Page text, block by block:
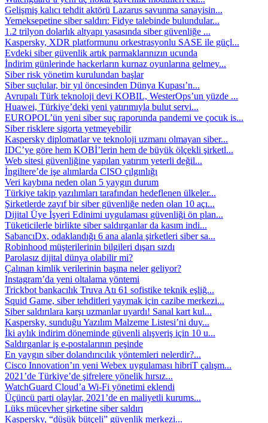
Gelişmiş kalıcı tehdit aktörü Lazarus savunma sanayisin...
Yemeksepetine siber saldırı: Fidye talebinde bulundular...
1.2 trilyon dolarlık altyapı yasasında siber güvenliğe ...
Kaspersky, XDR platformunu orkestrasyonlu SASE ile güçl...
Evdeki siber güvenlik artık parmaklarınızın ucunda
İndirim günlerinde hackerların kurnaz oyunlarına gelmey...
Siber risk yönetim kurulundan başlar
Siber suçlular, bir yıl öncesinden Dünya Kupası’n...
Avrupalı Türk teknoloji devi KOBIL, WesterOps’un yüzde ...
Huawei, Türkiye’deki yeni yatırımıyla bulut servi...
EUROPOL’ün yeni siber suç raporunda pandemi ve çocuk is...
Siber risklere sigorta yetmeyebilir
Kaspersky diplomatlar ve teknoloji uzmanı olmayan siber...
IDC’ye göre hem KOBİ’lerin hem de büyük ölçekli şirketl...
Web sitesi güvenliğine yapılan yatırım yeterli değil...
İngiltere’de işe alımlarda CISO çılgınlığı
Veri kaybına neden olan 5 yaygın durum
Türkiye takip yazılımları tarafından hedeflenen ülkeler...
Şirketlerde zayıf bir siber güvenliğe neden olan 10 açı...
Dijital Üye İşyeri Edinimi uygulaması güvenliği ön plan...
Tüketicilerle birlikte siber saldırganlar da kasım indi...
SabancıDx, odaklandığı 6 ana alanla şirketleri siber sa...
Robinhood müşterilerinin bilgileri dışarı sızdı
Parolasız dijital dünya olabilir mi?
Çalınan kimlik verilerinin başına neler geliyor?
Instagram’da yeni oltalama yöntemi
Trickbot bankacılık Truva Atı 61 sofistike teknik eşliğ...
Squid Game, siber tehditleri yaymak için cazibe merkezi...
Siber saldırılara karşı uzmanlar uyardı! Sanal kart kul...
Kaspersky, sunduğu Yazılım Malzeme Listesi’ni duy...
İki aylık indirim döneminde güvenli alışveriş için 10 u...
Saldırganlar iş e-postalarının peşinde
En yaygın siber dolandırıcılık yöntemleri nelerdir?...
Cisco Innovation’ın yeni Webex uygulaması hibriT çalışm...
2021’de Türkiye’de şifrelere yönelik hırsız...
WatchGuard Cloud’a Wi-Fi yönetimi eklendi
Üçüncü parti olaylar, 2021’de en maliyetli kurums...
Lüks mücevher şirketine siber saldırı
Kaspersky, “düşük bütçeli” güvenlik merkezi...